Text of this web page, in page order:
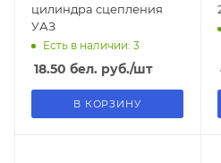
цилиндра сцепления
УАЗ
Есть в наличии: 3
18.50 бел. руб./шт
В КОРЗИНУ